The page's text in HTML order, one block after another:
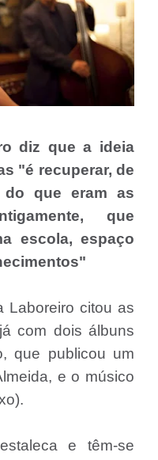
diz que a ideia
"é recuperar, de
do que eram as
que
escola, espaço
Laboreiro citou as
com dois álbuns
que publicou um
e o músico
e têm-se